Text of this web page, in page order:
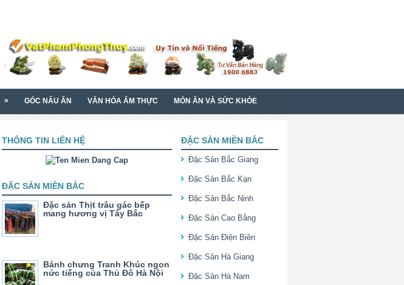
» GÓC NẤU ĂN VĂN HÓA ẨM THỰC MÓN ĂN VÀ SỨC KHỎE
THÔNG TIN LIÊN HỆ
ĐẶC SẢN MIỀN BẮC
Đặc sản Thịt trâu gác bếp
mang hương vị Tây Bắc
Bánh chưng Tranh Khúc ngon
nức tiếng của Thủ Đô Hà Nội
ĐẶC SẢN MIỀN BẮC
Đặc Sản Bắc Giang
Đặc Sản Bắc Kạn
Đặc Sản Bắc Ninh
Đặc Sản Cao Bằng
Đặc Sản Điện Biên
Đặc Sản Hà Giang
Đặc Sản Hà Nam